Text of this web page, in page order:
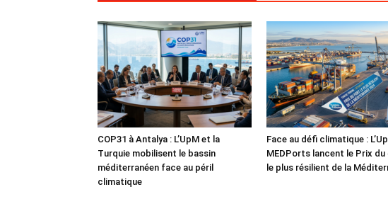
COP31 à Antalya : L’UpM et la
Turquie mobilisent le bassin
méditerranéen face au péril
climatique
Face au défi climatique :
MEDPorts lancent le Prix du
le plus résilient de la